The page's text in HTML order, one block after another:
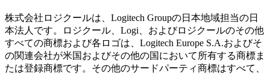
株式会社ロジクールは、Logitech Groupの日本地域担当の日
本法人です。ロジクール、Logi、およびロジクールのその他
すべての商標および各ロゴは、Logitech Europe S.A.およびそ
の関連会社が米国およびその他の国において所有する商標ま
たは登録商標です。その他のサードパーティ商標はすべて、